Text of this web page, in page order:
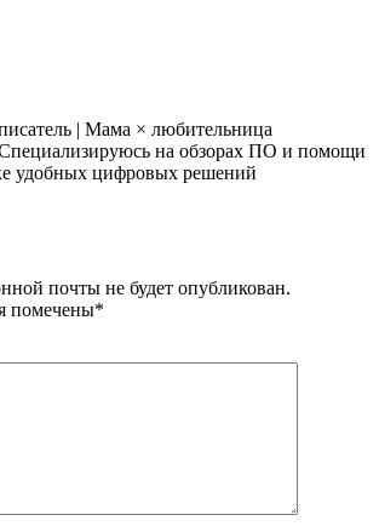
| Мама × любительница
на обзорах ПО и помощи
удобных цифровых решений
почты не будет опубликован.
помечены*